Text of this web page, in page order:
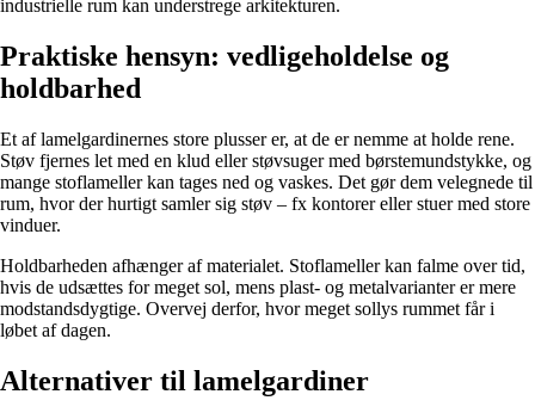
industrielle rum kan understrege arkitekturen.
Praktiske hensyn: vedligeholdelse og
holdbarhed
Et af lamelgardinernes store plusser er, at de er nemme at holde rene.
Støv fjernes let med en klud eller støvsuger med børstemundstykke, og
mange stoflameller kan tages ned og vaskes. Det gør dem velegnede til
rum, hvor der hurtigt samler sig støv – fx kontorer eller stuer med store
vinduer.
Holdbarheden afhænger af materialet. Stoflameller kan falme over tid,
hvis de udsættes for meget sol, mens plast- og metalvarianter er mere
modstandsdygtige. Overvej derfor, hvor meget sollys rummet får i
løbet af dagen.
Alternativer til lamelgardiner